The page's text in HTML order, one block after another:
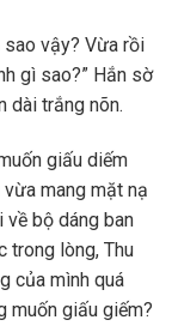
sao vậy? Vừa rồi
gì sao?” Hắn sờ
dài trắng nõn.
giấu diếm
mang mặt nạ
bộ dáng ban
trong lòng, Thu
của mình quá
muốn giấu giếm?